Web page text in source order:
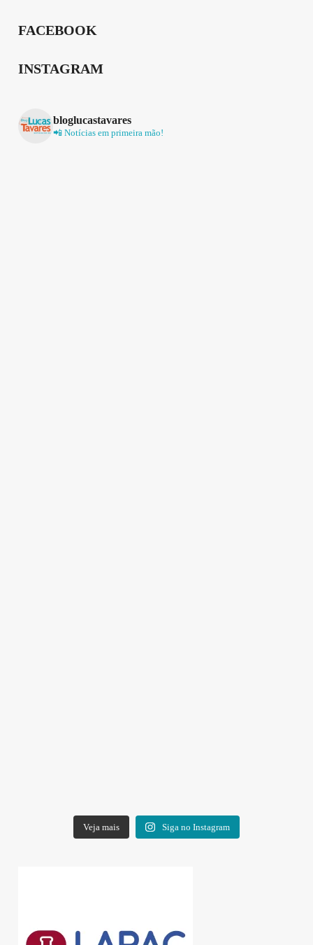
FACEBOOK
INSTAGRAM
bloglucastavares
📲 Notícias em primeira mão!
Veja mais Siga no Instagram